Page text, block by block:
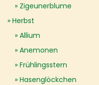
Zigeunerblume
Herbst
Allium
Anemonen
Frühlingsstern
Hasenglöckchen